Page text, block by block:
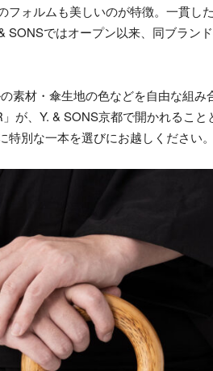
フォルムも美しいのが特徴。一貫し
SONSではオープン以来、同ブラン
素材・傘生地の色などを自由な組み
が、Y. & SONS京都で開かれるこ
別な一本を選びにお越しください。